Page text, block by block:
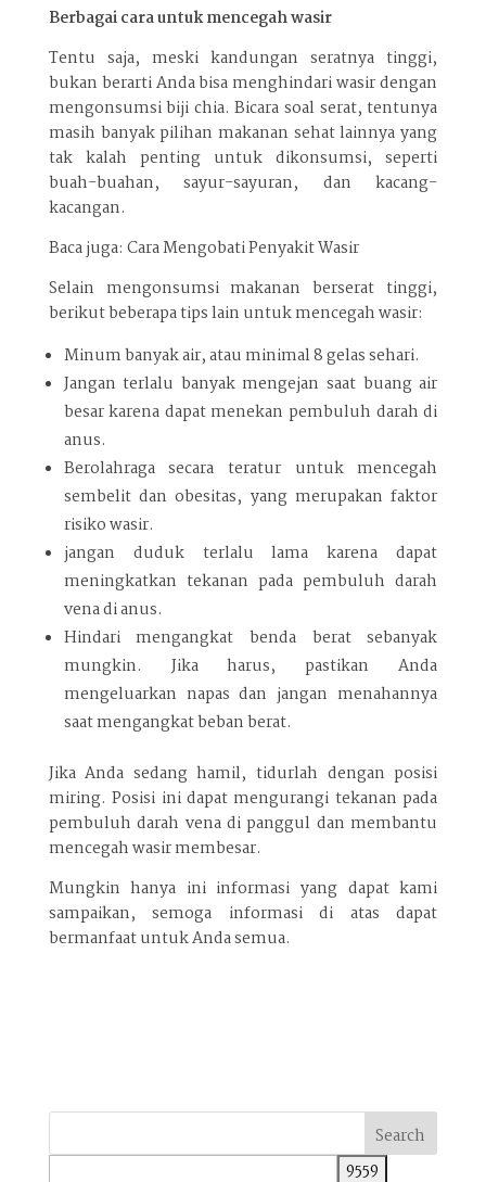
Berbagai cara untuk mencegah wasir
Tentu saja, meski kandungan seratnya tinggi,
bukan berarti Anda bisa menghindari wasir dengan
mengonsumsi biji chia. Bicara soal serat, tentunya
masih banyak pilihan makanan sehat lainnya yang
tak kalah penting untuk dikonsumsi, seperti
buah-buahan, sayur-sayuran, dan kacang-
kacangan.
Baca juga: Cara Mengobati Penyakit Wasir
Selain mengonsumsi makanan berserat tinggi,
berikut beberapa tips lain untuk mencegah wasir:
Minum banyak air, atau minimal 8 gelas sehari.
Jangan terlalu banyak mengejan saat buang air
besar karena dapat menekan pembuluh darah di
anus.
Berolahraga secara teratur untuk mencegah
sembelit dan obesitas, yang merupakan faktor
risiko wasir.
jangan duduk terlalu lama karena dapat
meningkatkan tekanan pada pembuluh darah
vena di anus.
Hindari mengangkat benda berat sebanyak
mungkin. Jika harus, pastikan Anda
mengeluarkan napas dan jangan menahannya
saat mengangkat beban berat.
Jika Anda sedang hamil, tidurlah dengan posisi
miring. Posisi ini dapat mengurangi tekanan pada
pembuluh darah vena di panggul dan membantu
mencegah wasir membesar.
Mungkin hanya ini informasi yang dapat kami
sampaikan, semoga informasi di atas dapat
bermanfaat untuk Anda semua.